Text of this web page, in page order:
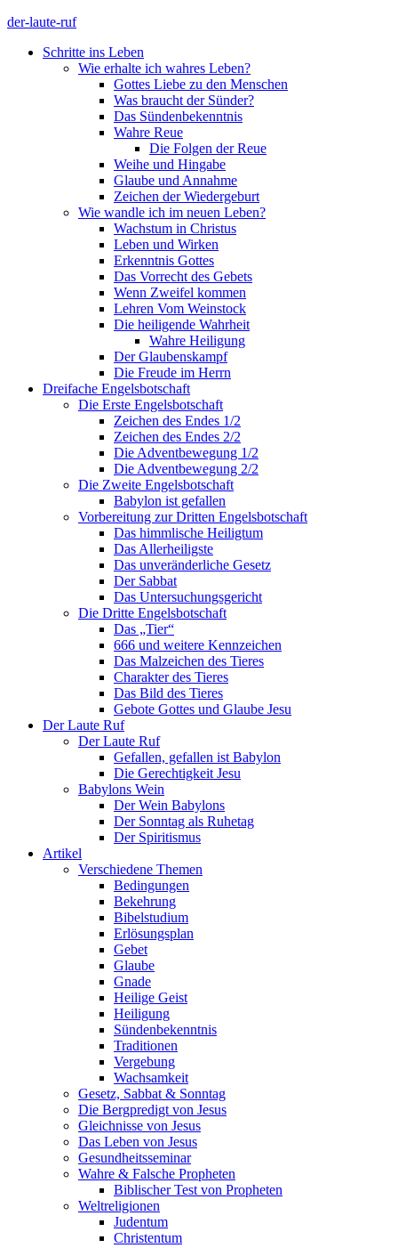
der-laute-ruf
Schritte ins Leben
Wie erhalte ich wahres Leben?
Gottes Liebe zu den Menschen
Was braucht der Sünder?
Das Sündenbekenntnis
Wahre Reue
Die Folgen der Reue
Weihe und Hingabe
Glaube und Annahme
Zeichen der Wiedergeburt
Wie wandle ich im neuen Leben?
Wachstum in Christus
Leben und Wirken
Erkenntnis Gottes
Das Vorrecht des Gebets
Wenn Zweifel kommen
Lehren Vom Weinstock
Die heiligende Wahrheit
Wahre Heiligung
Der Glaubenskampf
Die Freude im Herrn
Dreifache Engelsbotschaft
Die Erste Engelsbotschaft
Zeichen des Endes 1/2
Zeichen des Endes 2/2
Die Adventbewegung 1/2
Die Adventbewegung 2/2
Die Zweite Engelsbotschaft
Babylon ist gefallen
Vorbereitung zur Dritten Engelsbotschaft
Das himmlische Heiligtum
Das Allerheiligste
Das unveränderliche Gesetz
Der Sabbat
Das Untersuchungsgericht
Die Dritte Engelsbotschaft
Das „Tier“
666 und weitere Kennzeichen
Das Malzeichen des Tieres
Charakter des Tieres
Das Bild des Tieres
Gebote Gottes und Glaube Jesu
Der Laute Ruf
Der Laute Ruf
Gefallen, gefallen ist Babylon
Die Gerechtigkeit Jesu
Babylons Wein
Der Wein Babylons
Der Sonntag als Ruhetag
Der Spiritismus
Artikel
Verschiedene Themen
Bedingungen
Bekehrung
Bibelstudium
Erlösungsplan
Gebet
Glaube
Gnade
Heilige Geist
Heiligung
Sündenbekenntnis
Traditionen
Vergebung
Wachsamkeit
Gesetz, Sabbat & Sonntag
Die Bergpredigt von Jesus
Gleichnisse von Jesus
Das Leben von Jesus
Gesundheitsseminar
Wahre & Falsche Propheten
Biblischer Test von Propheten
Weltreligionen
Judentum
Christentum